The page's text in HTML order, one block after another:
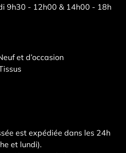
9h30 - 12h00 & 14h00 - 18h
et d’occasion
est expédiée dans les 24h
et lundi).